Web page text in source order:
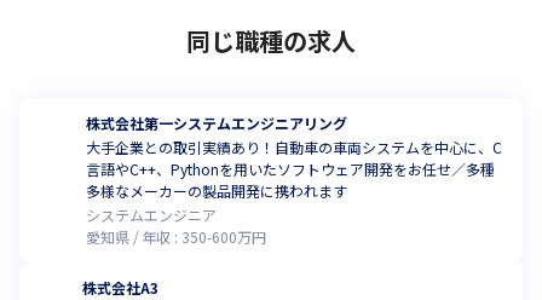
同じ職種の求人
株式会社第一システムエンジニアリング
大手企業との取引実績あり！自動車の車両システムを中心に、C
言語やC++、Pythonを用いたソフトウェア開発をお任せ／多種
多様なメーカーの製品開発に携われます
システムエンジニア
愛知県
年収 : 350-600万円
株式会社A3